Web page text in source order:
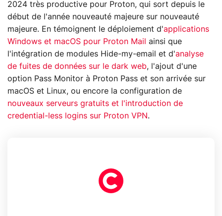
2024 très productive pour Proton, qui sort depuis le
début de l'année nouveauté majeure sur nouveauté
majeure. En témoignent le déploiement d'applications
Windows et macOS pour Proton Mail
ainsi que
l'intégration de modules Hide-my-email et d'analyse
de fuites de données sur le dark web, l'ajout d'une
option Pass Monitor à Proton Pass et son arrivée sur
macOS et Linux, ou encore la configuration de
nouveaux serveurs gratuits et l'introduction de
credential-less logins sur Proton VPN.